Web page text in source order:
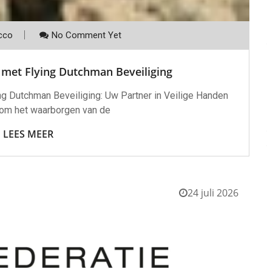
No Comment Yet
Flying Dutchman Beveiliging
Dutchman Beveiliging: Uw Partner in Veilige Handen
het waarborgen van de
LEES MEER
24 juli 2026